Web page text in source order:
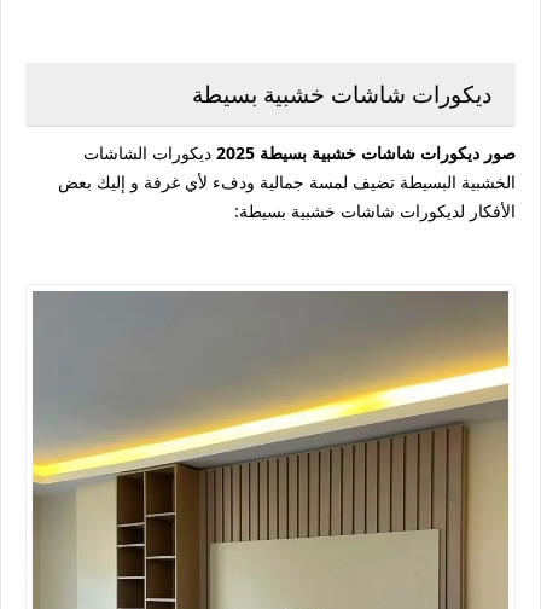
ديكورات شاشات خشبية بسيطة
صور ديكورات شاشات خشبية بسيطة 2025
ديكورات الشاشات
الخشبية البسيطة تضيف لمسة جمالية ودفء لأي غرفة و إليك بعض
الأفكار لديكورات شاشات خشبية بسيطة: